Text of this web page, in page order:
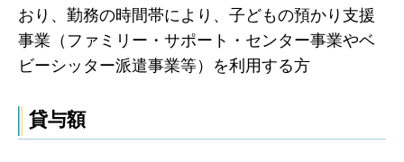
おり、勤務の時間帯により、子どもの預かり支援
事業（ファミリー・サポート・センター事業やベ
ビーシッター派遣事業等）を利用する方
貸与額